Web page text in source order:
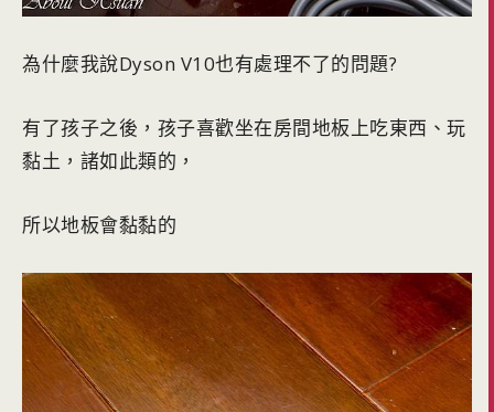
為什麼我說Dyson V10也有處理不了的問題?
有了孩子之後，孩子喜歡坐在房間地板上吃東西、玩
黏土，諸如此類的，
所以地板會黏黏的